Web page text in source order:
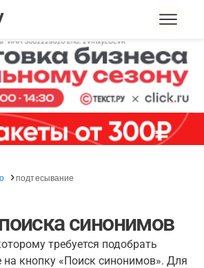
подтесывание
синонимов
требуется подобрать
на кнопку «Поиск синонимов». Для